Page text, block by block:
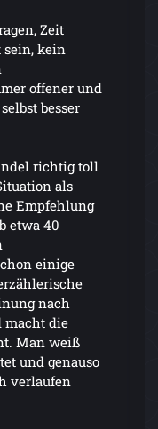
Zeit
sein, kein
offener und
besser
richtig toll
als
Empfehlung
etwa 40
einige
nach
macht die
Man weiß
und genauso
verlaufen